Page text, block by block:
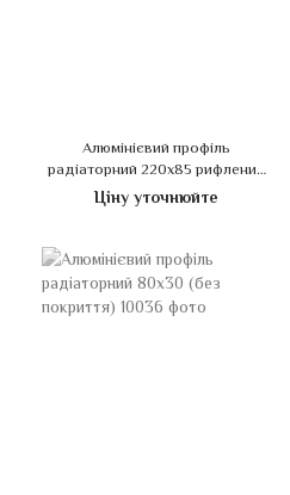
Алюмінієвий профіль
радіаторний 220х85 рифлений
(без покриття)
Ціну уточнюйте